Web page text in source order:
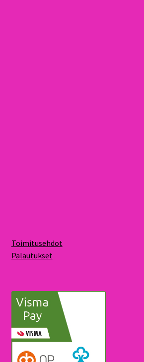
Toimitusehdot
Palautukset